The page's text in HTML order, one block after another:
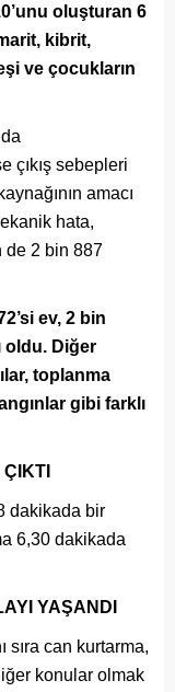
oluşturan 6
kibrit,
ve çocukların
çıkış sebepleri
amacı
hata,
de 2 bin 887
ev, 2 bin
oldu. Diğer
toplanma
gibi farklı
dakikada bir
6,30 dakikada
YAŞANDI
sıra can kurtarma,
konular olmak